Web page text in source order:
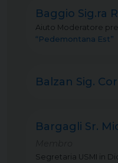
Baggio Sig.ra
Aiuto Moderatore
“Pedemontana Est”
Balzan Sig.
Bargagli Sr.
Segretaria USMI in